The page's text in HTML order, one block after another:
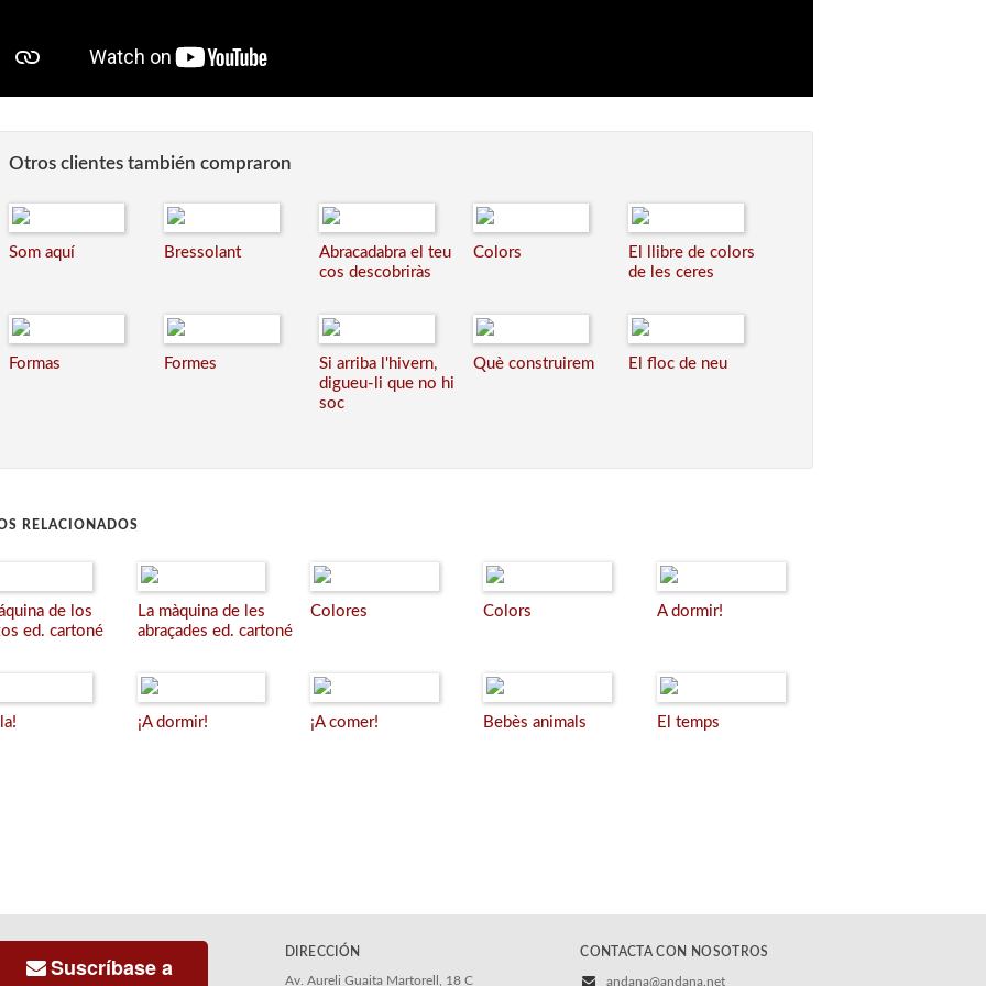
Otros clientes también compraron
Som aquí Bressolant
Abracadabra el teu
cos descobriràs
Colors
El llibre de colors
de les ceres
Formas Formes
Si arriba l'hivern,
digueu-li que no hi
soc
Què construirem El floc de neu
RELACIONADOS
de los
ed. cartoné
La màquina de les
abraçades ed. cartoné
Colores Colors A dormir!
¡A dormir! ¡A comer! Bebès animals El temps
Suscríbase a
DIRECCIÓN
Av. Aureli Guaita Martorell, 18 C
CONTACTA CON NOSOTROS
andana@andana.net